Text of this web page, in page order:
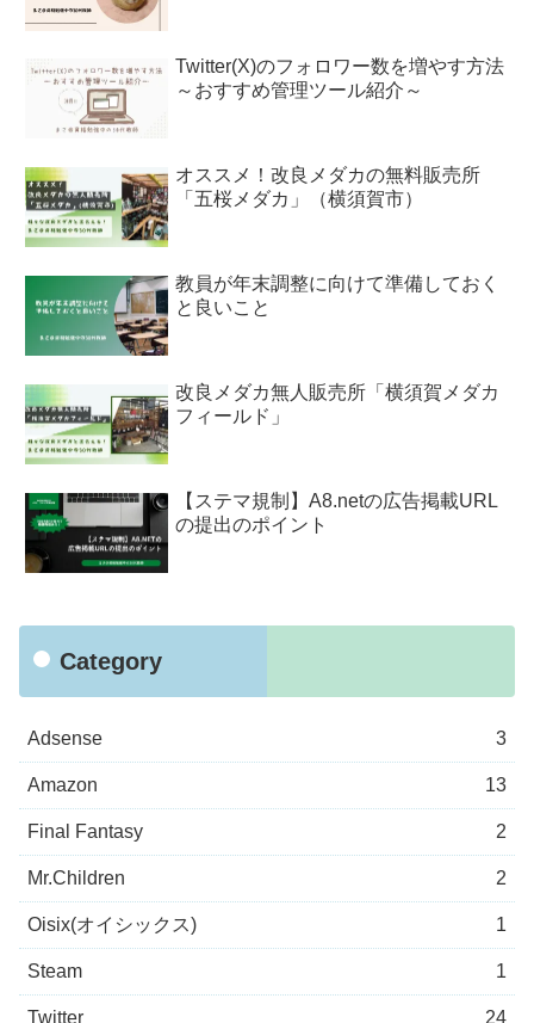
Twitter(X)のフォロワー数を増やす方法
～おすすめ管理ツール紹介～
オススメ！改良メダカの無料販売所
「五桜メダカ」（横須賀市）
教員が年末調整に向けて準備しておく
と良いこと
改良メダカ無人販売所「横須賀メダカ
フィールド」
【ステマ規制】A8.netの広告掲載URL
の提出のポイント
Category
Adsense 3
Amazon 13
Final Fantasy 2
Mr.Children 2
Oisix(オイシックス) 1
Steam 1
Twitter 24